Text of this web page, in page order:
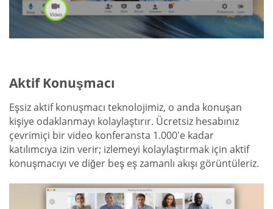
Aktif Konuşmacı
Eşsiz aktif konuşmacı teknolojimiz, o anda konuşan
kişiye odaklanmayı kolaylaştırır. Ücretsiz hesabınız
çevrimiçi bir video konferansta 1.000'e kadar
katılımcıya izin verir; izlemeyi kolaylaştırmak için aktif
konuşmacıyı ve diğer beş eş zamanlı akışı görüntüleriz.